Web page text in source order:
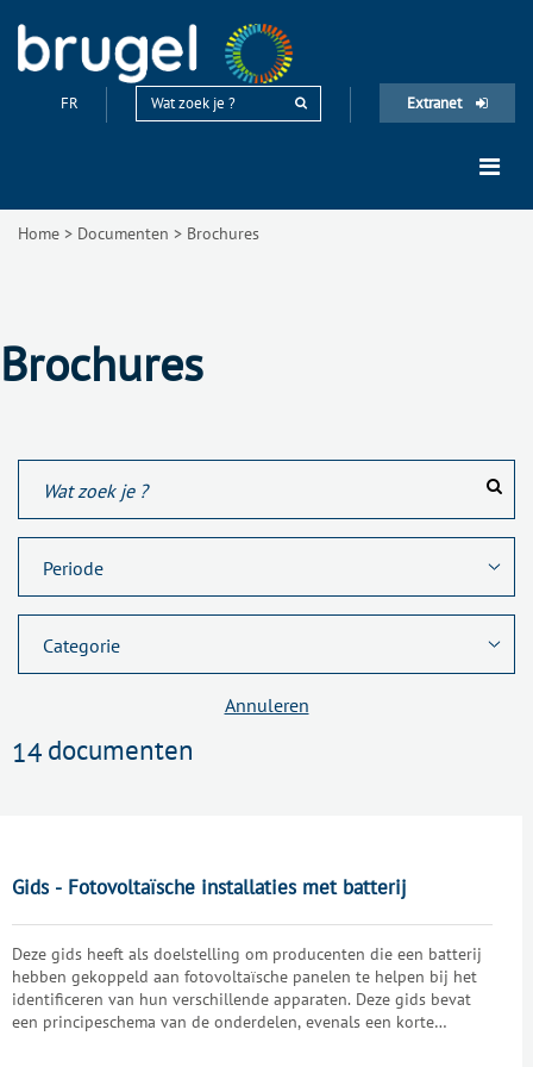
FR Extranet
Home > Documenten > Brochures
Brochures
Annuleren
14 documenten
Gids - Fotovoltaïsche installaties met batterij
Deze gids heeft als doelstelling om producenten die een batterij
hebben gekoppeld aan fotovoltaïsche panelen te helpen bij het
identificeren van hun verschillende apparaten. Deze gids bevat
een principeschema van de onderdelen, evenals een korte